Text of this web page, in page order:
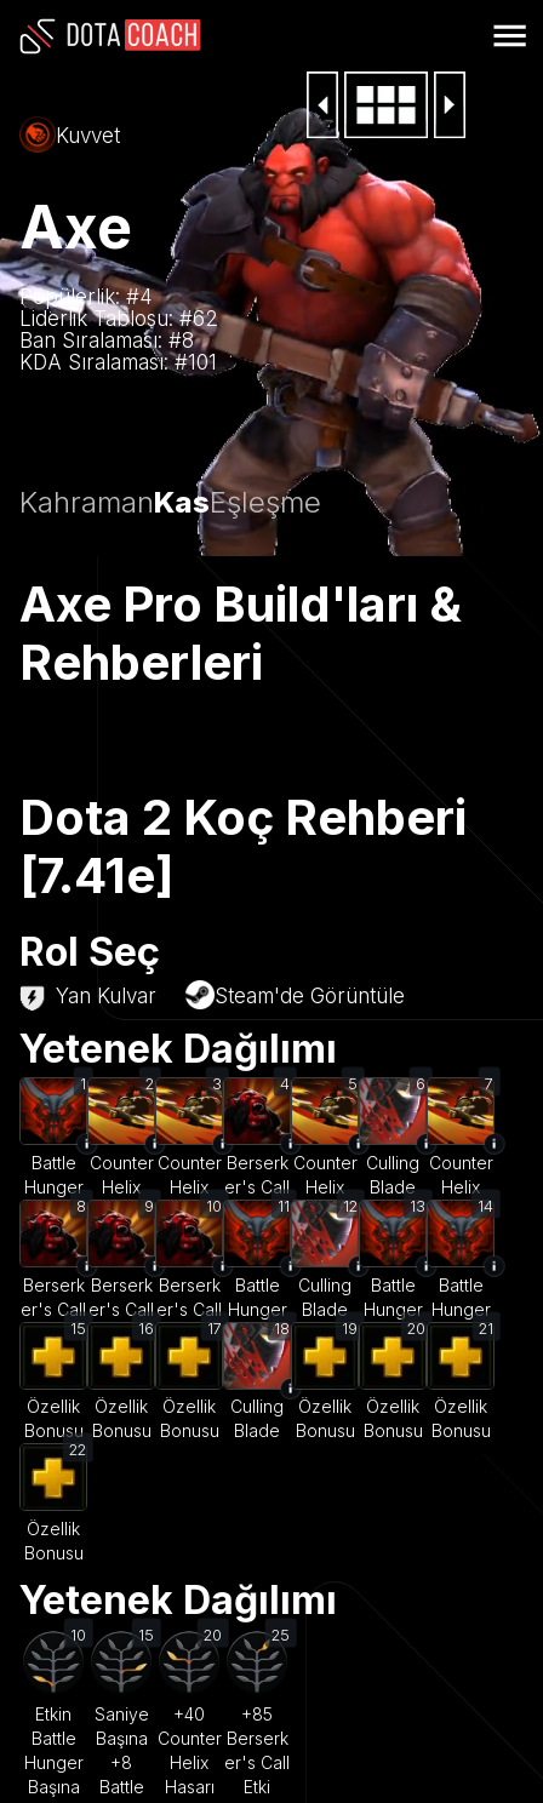
Kuvvet
Axe
Popülerlik: #4
Liderlik Tablosu: #62
Ban Sıralaması: #8
KDA Sıralaması: #101
KahramanKasEşleşme
Axe Pro Build'ları &
Rehberleri
Dota 2 Koç Rehberi
[7.41e]
Rol Seç
Yan Kulvar Steam'de Görüntüle
Yetenek Dağılımı
1
Battle
Hunger
2
Counter
Helix
3
Counter
Helix
4
Berserk
er's Call
5
Counter
Helix
6
Culling
Blade
7
Counter
Helix
8
Berserk
er's Call
9
Berserk
er's Call
10
Berserk
er's Call
11
Battle
Hunger
12
Culling
Blade
13
Battle
Hunger
14
Battle
Hunger
15
Özellik
Bonusu
16
Özellik
Bonusu
17
Özellik
Bonusu
18
Culling
Blade
19
Özellik
Bonusu
20
Özellik
Bonusu
21
Özellik
Bonusu
22
Özellik
Bonusu
Yetenek Dağılımı
10
Etkin
Battle
Hunger
Başına
15
Saniye
Başına
+8
Battle
20
+40
Counter
Helix
Hasarı
25
+85
Berserk
er's Call
Etki